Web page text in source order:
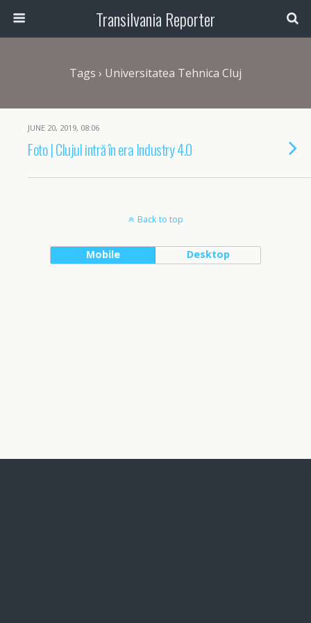
Transilvania Reporter
Tags › Universitatea Tehnica Cluj
JUNE 20, 2019, 08:06
Foto | Clujul intră în era Industry 4.0
Back to top
Mobile Desktop